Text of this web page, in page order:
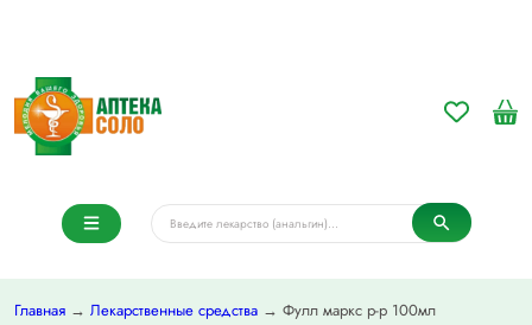
Главная → Лекарственные средства → Фулл маркс р-р 100мл